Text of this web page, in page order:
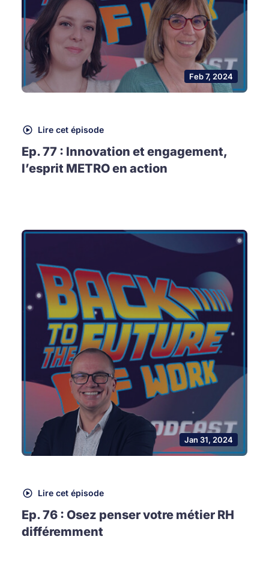
Feb 7, 2024
Lire cet épisode
Ep. 77 : Innovation et engagement,
l’esprit METRO en action
Jan 31, 2024
Lire cet épisode
Ep. 76 : Osez penser votre métier RH
différemment